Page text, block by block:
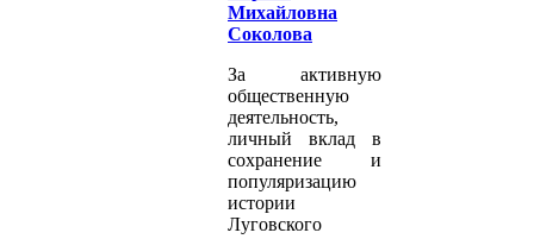
Михайловна
Соколова
За активную
общественную
деятельность,
личный вклад в
сохранение и
популяризацию
истории
Луговского